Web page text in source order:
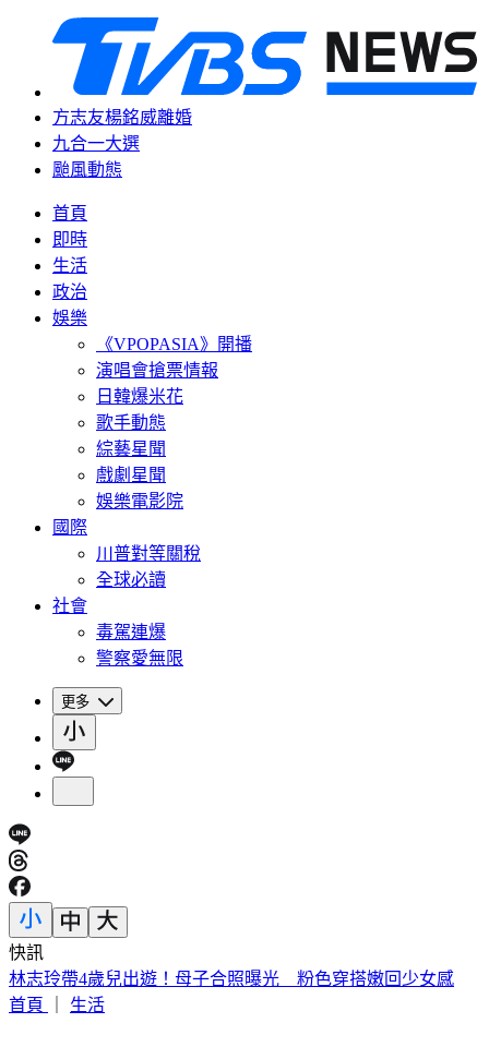
方志友楊銘威離婚
九合一大選
颱風動態
首頁
即時
生活
政治
娛樂
《VPOPASIA》開播
演唱會搶票情報
日韓爆米花
歌手動態
綜藝星聞
戲劇星聞
娛樂電影院
國際
川普對等關稅
全球必讀
社會
毒駕連爆
警察愛無限
更多
快訊
林志玲帶4歲兒出遊！母子合照曝光 粉色穿搭嫩回少女感
首頁
生活